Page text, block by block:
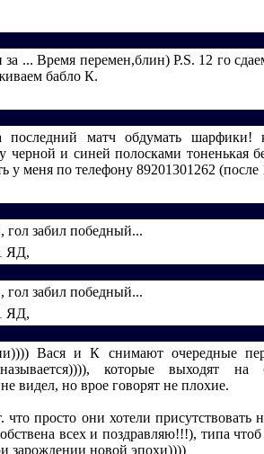
... Время перемен,блин) Р.S. 12 го
бабло К.
матч обдумать шарфики!
и синей полосками тоненькая
у меня по телефону 89201301262 (после
гол забил победный...
ЯД,
гол забил победный...
ЯД,
Вася и К снимают очередные
которые выходят на
видел, но врое говорят не плохие.
что просто они хотели присутствовать
всех и поздравляю!!!), типа
зарождении новой эпохи))))